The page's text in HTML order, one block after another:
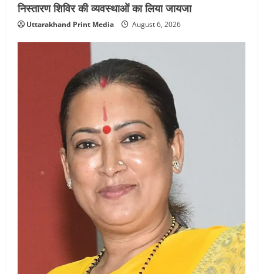
निस्तारण शिविर की व्यवस्थाओं का लिया जायजा
Uttarakhand Print Media August 6, 2026